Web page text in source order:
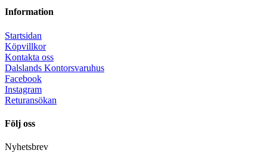
Information
Startsidan
Köpvillkor
Kontakta oss
Dalslands Kontorsvaruhus
Facebook
Instagram
Returansökan
Följ oss
Nyhetsbrev